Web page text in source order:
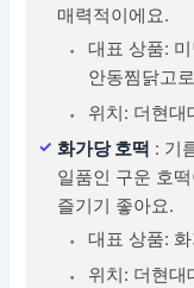
매력적이에요.
대표 상품:
안동찜닭고
위치: 더현대
화가당 호떡 : 기
일품인 구운 호
즐기기 좋아요.
대표 상품:
위치: 더현대